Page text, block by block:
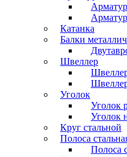
Катанка
Балки
Швеллер
Уголок
Уголок
Уголок
Круг стальной
Полоса
Полоса